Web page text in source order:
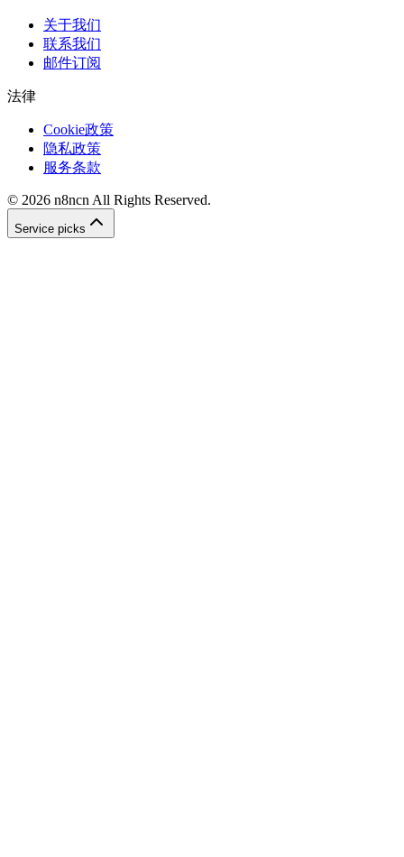
关于我们
联系我们
邮件订阅
法律
Cookie政策
隐私政策
服务条款
© 2026 n8ncn All Rights Reserved.
Service picks